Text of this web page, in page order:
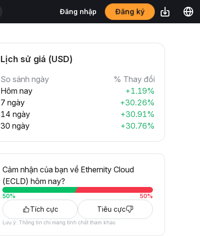
Đăng nhập Đăng ký
Lịch sử giá (USD)
So sánh ngày
% Thay đổi
Hôm nay
+1.19%
7 ngày
+30.26%
14 ngày
+30.91%
30 ngày
+30.76%
Cảm nhận của bạn về Ethernity Cloud
(ECLD) hôm nay?
50% 50%
Tích cực Tiêu cực
Lưu ý: Thông tin chỉ mang tính chất tham khảo.